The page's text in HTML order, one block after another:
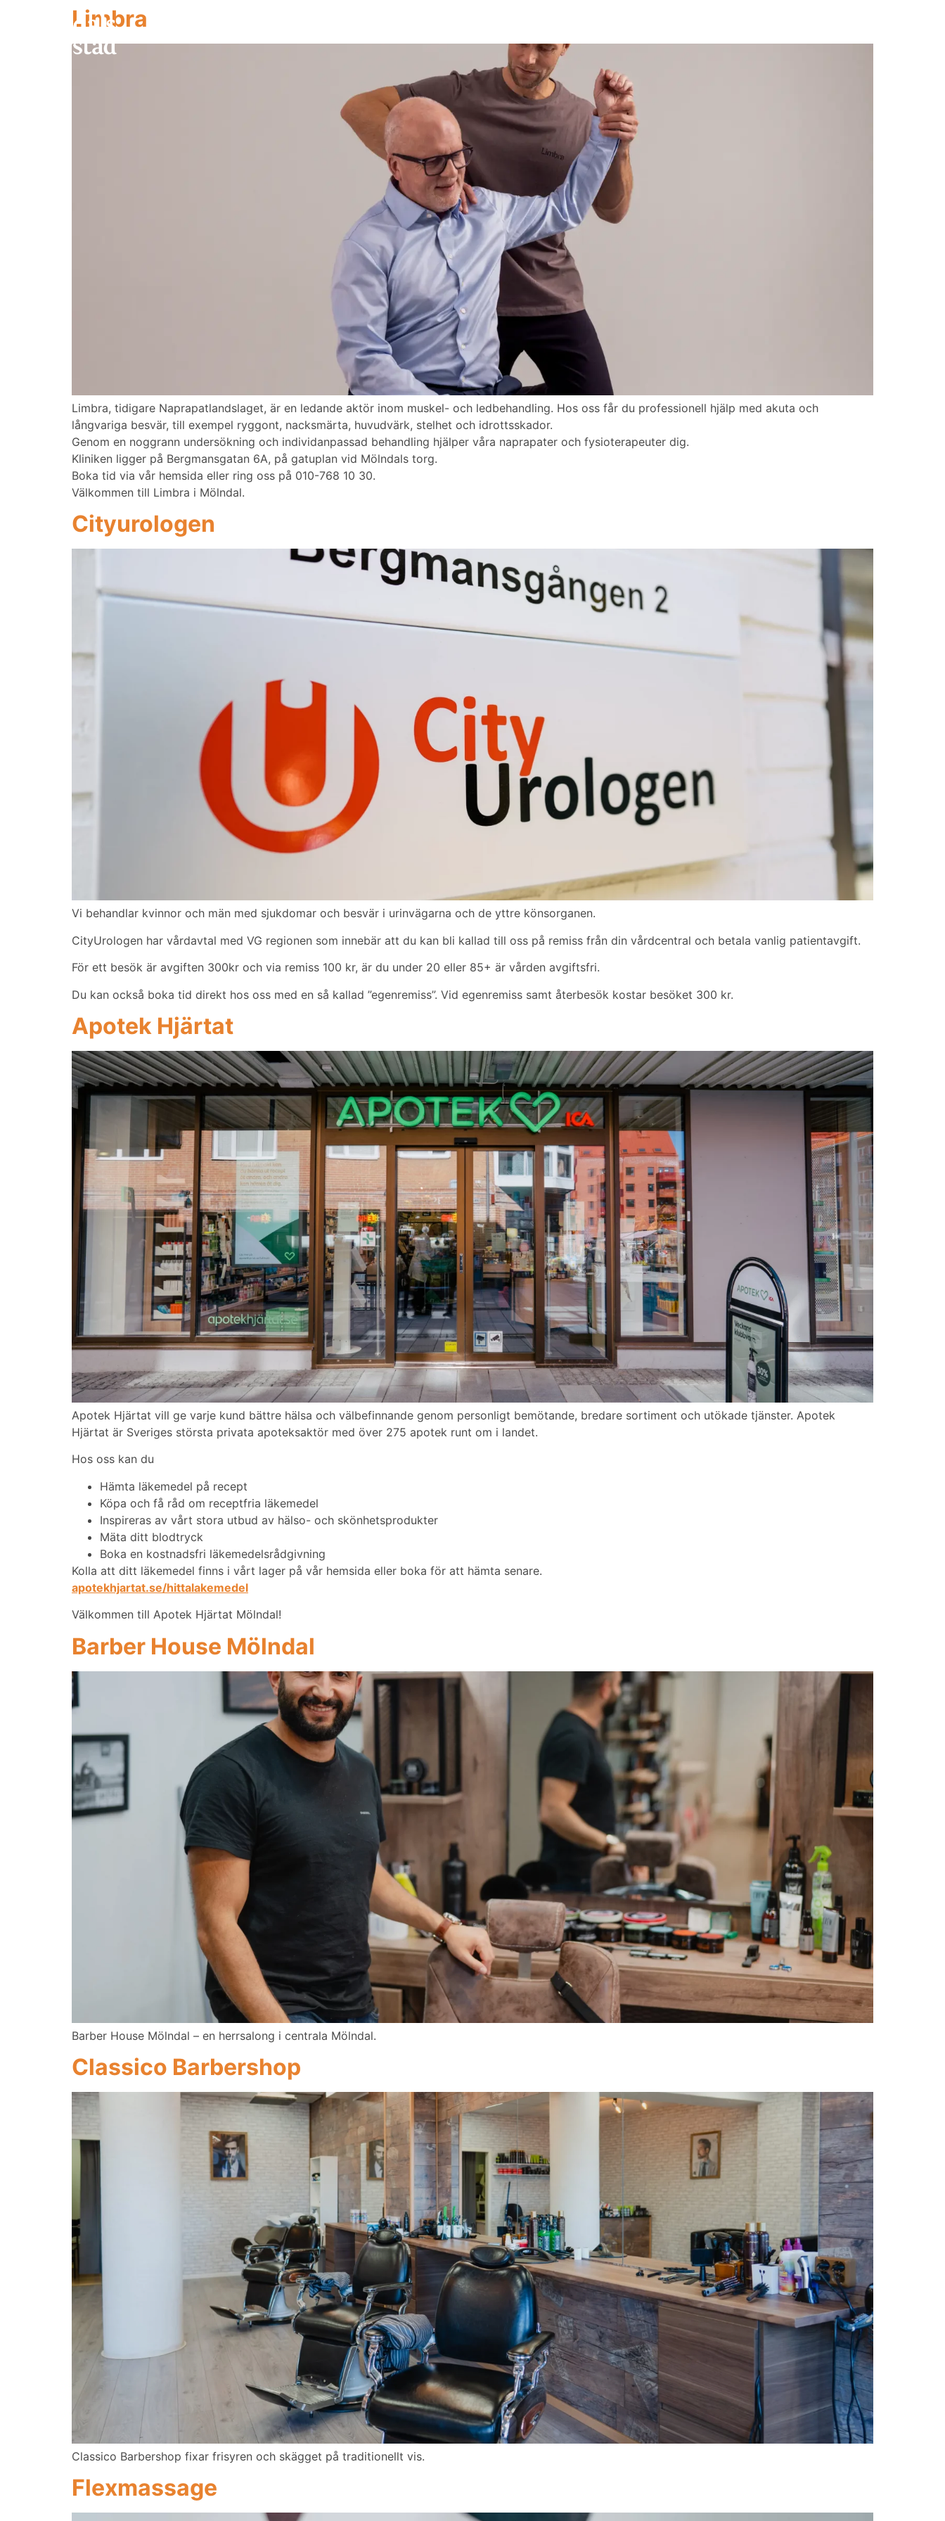
Limbra
Limbra, tidigare Naprapatlandslaget, är en ledande aktör inom muskel- och ledbehandling. Hos oss får du professionell hjälp med akuta och
långvariga besvär, till exempel ryggont, nacksmärta, huvudvärk, stelhet och idrottsskador.
Genom en noggrann undersökning och individanpassad behandling hjälper våra naprapater och fysioterapeuter dig.
Kliniken ligger på Bergmansgatan 6A, på gatuplan vid Mölndals torg.
Boka tid via vår hemsida eller ring oss på 010-768 10 30.
Välkommen till Limbra i Mölndal.
Cityurologen
Vi behandlar kvinnor och män med sjukdomar och besvär i urinvägarna och de yttre könsorganen.
CityUrologen har vårdavtal med VG regionen som innebär att du kan bli kallad till oss på remiss från din vårdcentral och betala vanlig patientavgift.
För ett besök är avgiften 300kr och via remiss 100 kr, är du under 20 eller 85+ är vården avgiftsfri.
Du kan också boka tid direkt hos oss med en så kallad ”egenremiss”. Vid egenremiss samt återbesök kostar besöket 300 kr.
Apotek Hjärtat
Apotek Hjärtat vill ge varje kund bättre hälsa och välbefinnande genom personligt bemötande, bredare sortiment och utökade tjänster. Apotek
Hjärtat är Sveriges största privata apoteksaktör med över 275 apotek runt om i landet.
Hos oss kan du
Hämta läkemedel på recept
Köpa och få råd om receptfria läkemedel
Inspireras av vårt stora utbud av hälso- och skönhetsprodukter
Mäta ditt blodtryck
Boka en kostnadsfri läkemedelsrådgivning
Kolla att ditt läkemedel finns i vårt lager på vår hemsida eller boka för att hämta senare.
apotekhjartat.se/hittalakemedel
Välkommen till Apotek Hjärtat Mölndal!
Barber House Mölndal
Barber House Mölndal – en herrsalong i centrala Mölndal.
Classico Barbershop
Classico Barbershop fixar frisyren och skägget på traditionellt vis.
Flexmassage